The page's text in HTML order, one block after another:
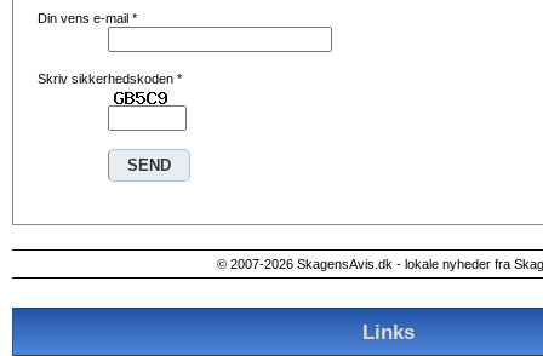
Din vens e-mail *
Skriv sikkerhedskoden *
© 2007-2026 SkagensAvis.dk - lokale nyheder fra
Links